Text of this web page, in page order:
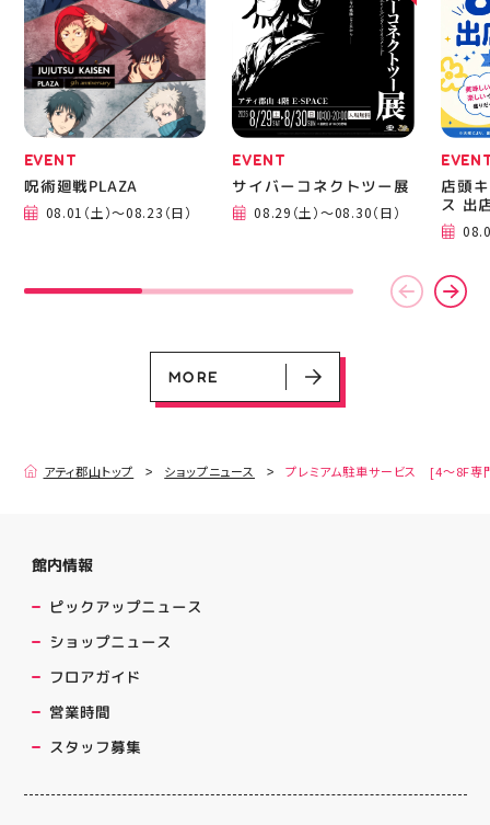
レンダー
評営業中！
車サービス
専門店対象]
MORE
EVENT
呪術廻戦PLAZA
08.01（土）～08.23（日）
EVENT
サイバーコネクトツー展
08.29（土）～08.30（日）
店頭
ス 出
MORE
アティ郡山トップ ショップニュース プレミアム駐車サービス [4～8F専
館内情報
ピックアップニュース
ショップニュース
フロアガイド
営業時間
スタッフ募集